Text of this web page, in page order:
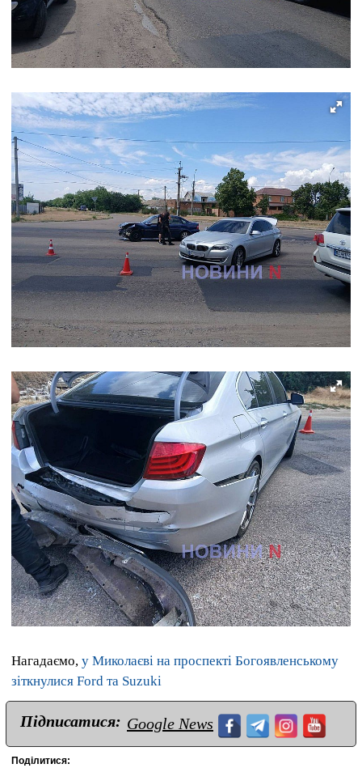
Нагадаємо, у Миколаєві на проспекті Богоявленському
зіткнулися Ford та Suzuki
Підписатися: Google News
Поділитися: